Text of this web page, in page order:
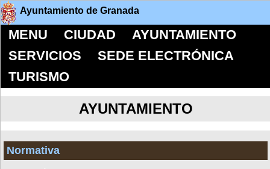
Ayuntamiento de Granada
MENU CIUDAD
AYUNTAMIENTO
SERVICIOS
SEDE ELECTRÓNICA
TURISMO
AYUNTAMIENTO
Normativa